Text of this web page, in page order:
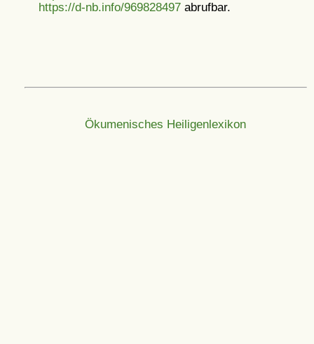
https://d-nb.info/969828497abrufbar.
Ökumenisches Heiligenlexikon